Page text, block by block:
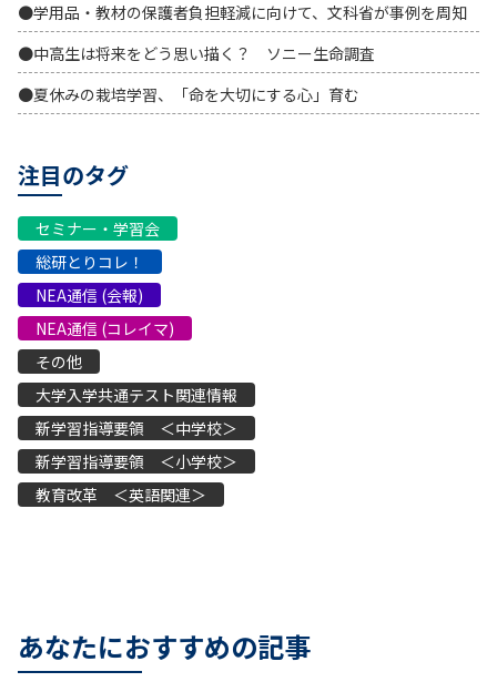
●学用品・教材の保護者負担軽減に向けて、文科省が事例を周知
●中高生は将来をどう思い描く？ ソニー生命調査
●夏休みの栽培学習、「命を大切にする心」育む
注目のタグ
セミナー・学習会
総研とりコレ！
NEA通信 (会報)
NEA通信 (コレイマ)
その他
大学入学共通テスト関連情報
新学習指導要領 ＜中学校＞
新学習指導要領 ＜小学校＞
教育改革 ＜英語関連＞
あなたにおすすめの記事